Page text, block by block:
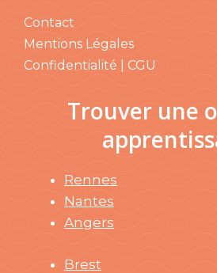
Contact
Mentions Légales
Confidentialité | CGU
Trouver une
Rennes
Nantes
Angers
Brest